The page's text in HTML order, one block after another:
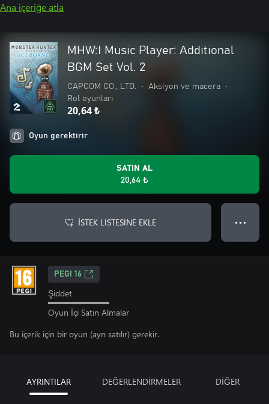
Ana içeriğe atla
MHW:I Music Player: Additional
BGM Set Vol. 2
CAPCOM CO., LTD. • Aksiyon ve macera
•
Rol oyunları
20,64 ₺
Oyun gerektirir
SATIN AL
20,64 ₺
İSTEK LISTESINE EKLE ● ● ●
PEGI 16
Şiddet
Oyun İçi Satın Almalar
Bu içerik için bir oyun (ayrı satılır) gerekir.
AYRINTILAR DEĞERLENDİRMELER DİĞER